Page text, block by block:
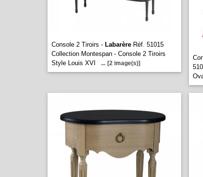
Console 2 Tiroirs - Labarère Réf. 51015
Collection Montespan - Console 2 Tiroirs
Style Louis XVI
... [2 image(s)]